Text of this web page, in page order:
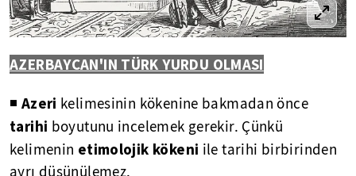
AZERBAYCAN'IN TÜRK YURDU OLMASI
◾ Azeri kelimesinin kökenine bakmadan önce
tarihi boyutunu incelemek gerekir. Çünkü
kelimenin etimolojik kökeni ile tarihi birbirinden
ayrı düşünülemez.